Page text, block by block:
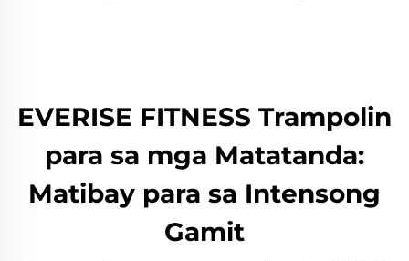
EVERISE FITNESS Trampolin
para sa mga Matatanda:
Matibay para sa Intensong
Gamit